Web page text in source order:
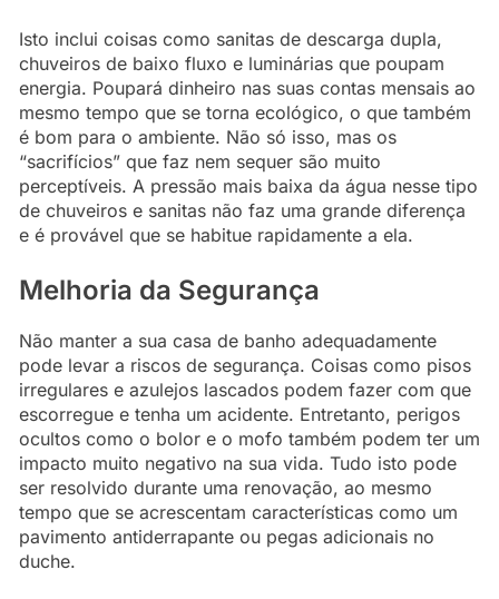
Isto inclui coisas como sanitas de descarga dupla,
chuveiros de baixo fluxo e luminárias que poupam
energia. Poupará dinheiro nas suas contas mensais ao
mesmo tempo que se torna ecológico, o que também
é bom para o ambiente. Não só isso, mas os
“sacrifícios” que faz nem sequer são muito
perceptíveis. A pressão mais baixa da água nesse tipo
de chuveiros e sanitas não faz uma grande diferença
e é provável que se habitue rapidamente a ela.
Melhoria da Segurança
Não manter a sua casa de banho adequadamente
pode levar a riscos de segurança. Coisas como pisos
irregulares e azulejos lascados podem fazer com que
escorregue e tenha um acidente. Entretanto, perigos
ocultos como o bolor e o mofo também podem ter um
impacto muito negativo na sua vida. Tudo isto pode
ser resolvido durante uma renovação, ao mesmo
tempo que se acrescentam características como um
pavimento antiderrapante ou pegas adicionais no
duche.